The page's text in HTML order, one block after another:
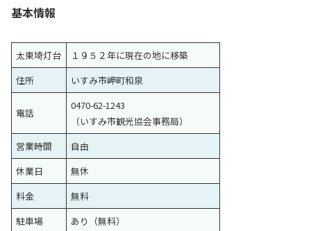
基本情報
太東埼灯台
１９５２年に現在の地に移築
住所
いすみ市岬町和泉
電話
0470-62-1243
（いすみ市観光協会事務局）
営業時間
自由
休業日
無休
料金
無料
駐車場
あり（無料）